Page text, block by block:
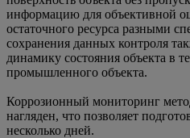
информацию для объективной
остаточного ресурса разными
сохранения данных контроля
динамику состояния объекта в
промышленного объекта.
Коррозионный мониторинг
нагляден, что позволяет
несколько дней.